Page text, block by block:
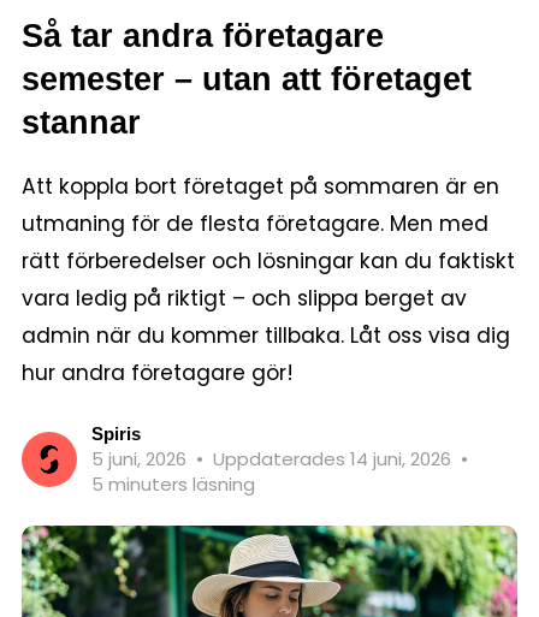
Så tar andra företagare
semester – utan att företaget
stannar
Att koppla bort företaget på sommaren är en
utmaning för de flesta företagare. Men med
rätt förberedelser och lösningar kan du faktiskt
vara ledig på riktigt – och slippa berget av
admin när du kommer tillbaka. Låt oss visa dig
hur andra företagare gör!
Spiris
5 juni, 2026 • Uppdaterades 14 juni, 2026 •
5 minuters läsning